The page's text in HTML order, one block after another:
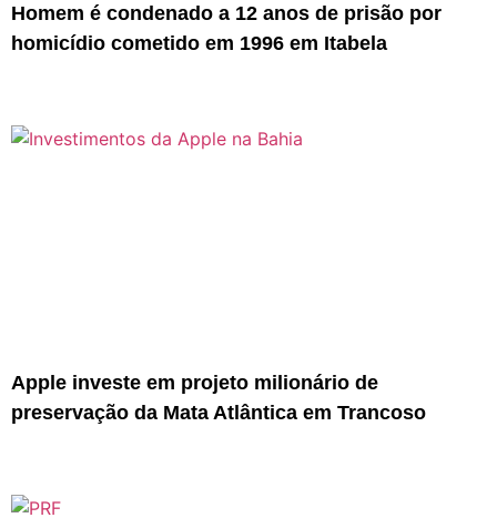
Homem é condenado a 12 anos de prisão por
homicídio cometido em 1996 em Itabela
Apple investe em projeto milionário de
preservação da Mata Atlântica em Trancoso